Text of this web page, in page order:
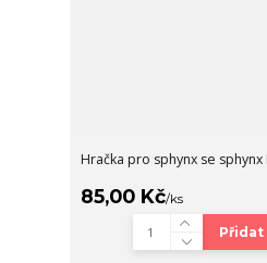
Hračka pro sphynx se sphynx
85,00 Kč/ks
Přidat